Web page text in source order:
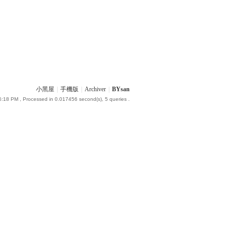
小黑屋 手機版 Archiver BYsan
PM , Processed in 0.017456 second(s), 5 queries .